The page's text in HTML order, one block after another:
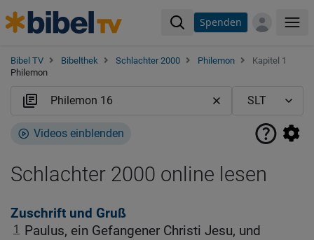
Spenden
Bibel TV Bibelthek Schlachter 2000 Philemon
Kapitel 1
Philemon
Videos einblenden
Schlachter 2000 online lesen
Zuschrift und Gruß
1
Paulus, ein Gefangener Christi Jesu, und